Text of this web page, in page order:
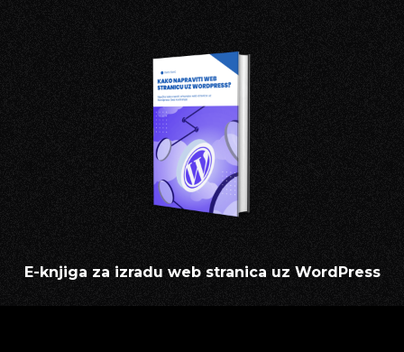
E-knjiga za izradu web stranica uz WordPress